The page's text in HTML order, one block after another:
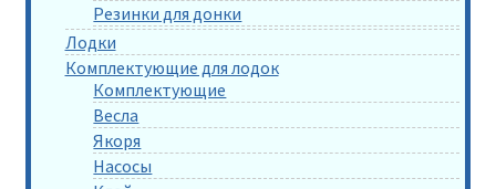
Резинки для донки
Лодки
Комплектующие для лодок
Комплектующие
Весла
Якоря
Насосы